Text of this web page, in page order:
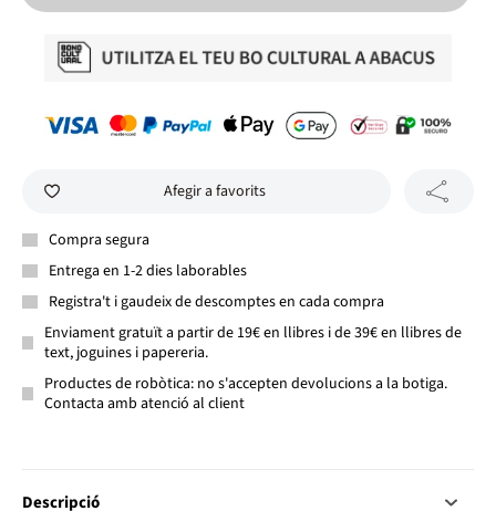
Afegir a favorits
Compra segura
Entrega en 1-2 dies laborables
Registra't i gaudeix de descomptes en cada compra
Enviament gratuït a partir de 19€ en llibres i de 39€ en llibres de
text, joguines i papereria.
Productes de robòtica: no s'accepten devolucions a la botiga.
Contacta amb atenció al client
Descripció